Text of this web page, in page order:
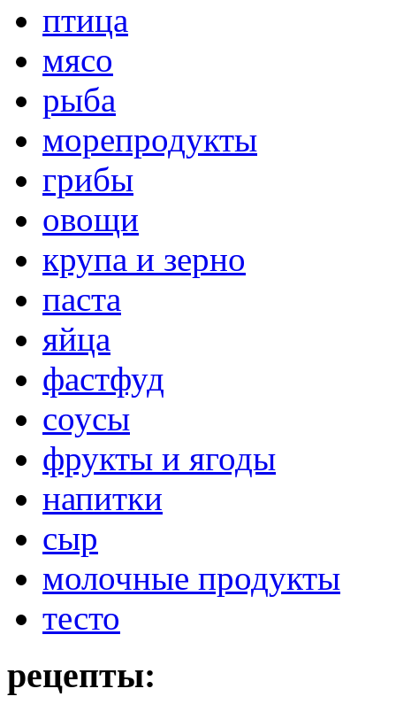
птица
мясо
рыба
морепродукты
грибы
овощи
крупа и зерно
паста
яйца
фастфуд
соусы
фрукты и ягоды
напитки
сыр
молочные продукты
тесто
рецепты: